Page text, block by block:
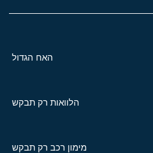
האח הגדול
הלוואות רק תבקש
מימון רכב רק תבקש